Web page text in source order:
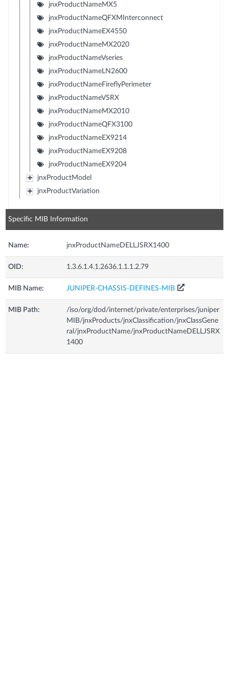
jnxProductNameMX5
jnxProductNameQFXMInterconnect
jnxProductNameEX4550
jnxProductNameMX2020
jnxProductNameVseries
jnxProductNameLN2600
jnxProductNameFireflyPerimeter
jnxProductNameVSRX
jnxProductNameMX2010
jnxProductNameQFX3100
jnxProductNameEX9214
jnxProductNameEX9208
jnxProductNameEX9204
jnxProductModel
jnxProductVariation
Specific MIB Information
Name: jnxProductNameDELLJSRX1400
OID: 1.3.6.1.4.1.2636.1.1.1.2.79
MIB Name: JUNIPER-CHASSIS-DEFINES-MIB
MIB Path:
/iso/org/dod/internet/private/enterprises/juniper
MIB/jnxProducts/jnxClassification/jnxClassGene
ral/jnxProductName/jnxProductNameDELLJSRX
1400